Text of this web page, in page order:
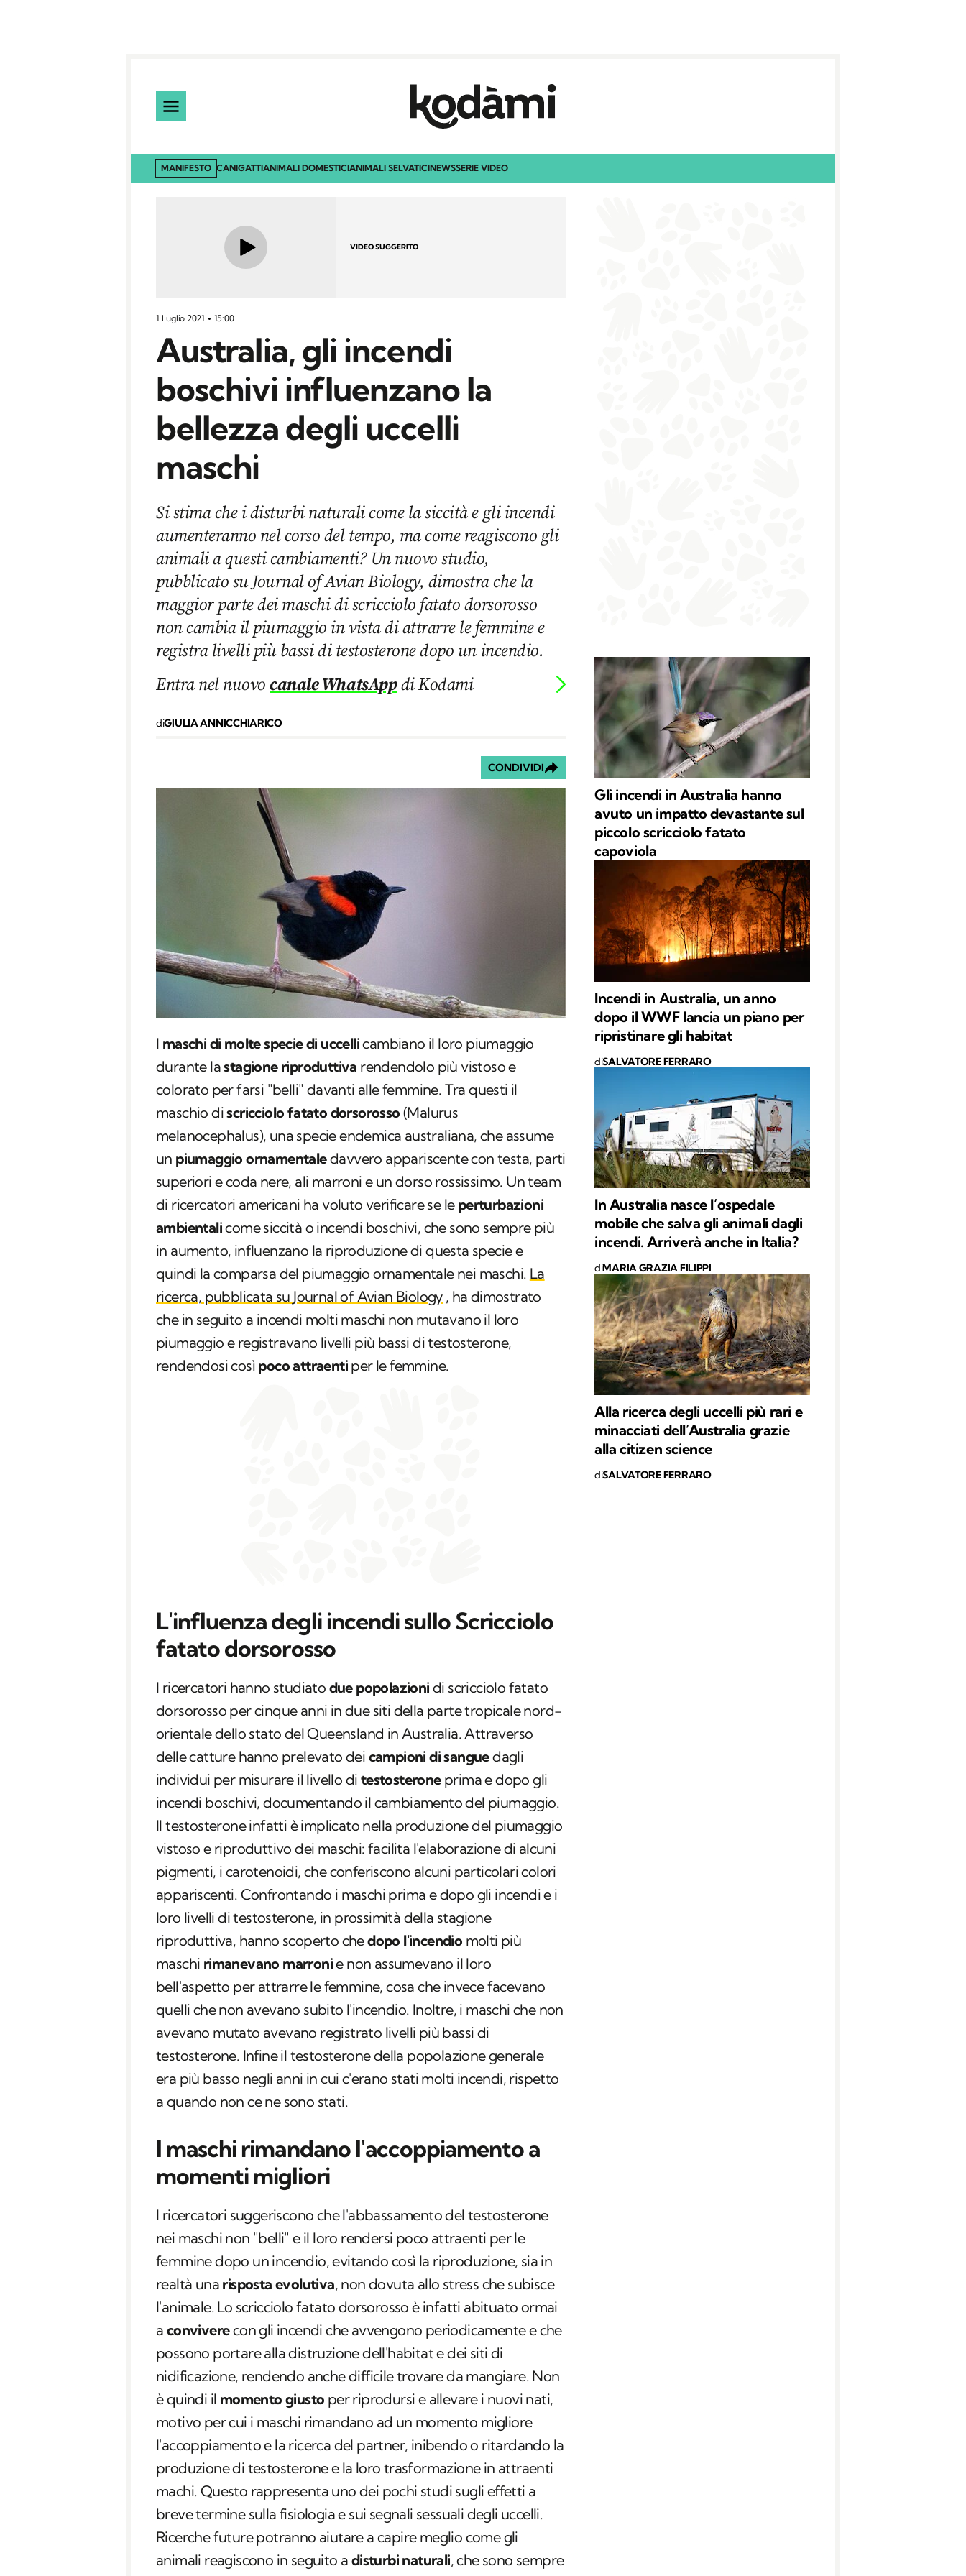
MANIFESTO CANIGATTIANIMALI DOMESTICIANIMALI SELVATICINEWSSERIE VIDEO
VIDEO SUGGERITO
1 Luglio 2021 15:00
Australia, gli incendi
boschivi influenzano la
bellezza degli uccelli
maschi
Si stima che i disturbi naturali come la siccità e gli incendi
aumenteranno nel corso del tempo, ma come reagiscono gli
animali a questi cambiamenti? Un nuovo studio,
pubblicato su Journal of Avian Biology, dimostra che la
maggior parte dei maschi di scricciolo fatato dorsorosso
non cambia il piumaggio in vista di attrarre le femmine e
registra livelli più bassi di testosterone dopo un incendio.
Entra nel nuovocanale WhatsAppdi Kodami
diGIULIA ANNICCHIARICO
CONDIVIDI
I maschi di molte specie di uccellicambiano il loro piumaggio
durante lastagione riproduttiva rendendolo più vistoso e
colorato per farsi "belli" davanti alle femmine. Tra questi il
maschio discricciolo fatato dorsorosso (Malurus
melanocephalus), una specie endemica australiana, che assume
un piumaggio ornamentaledavvero appariscente con testa, parti
superiori e coda nere, ali marroni e un dorso rossissimo. Un team
di ricercatori americani ha voluto verificare se le perturbazioni
ambientalicome siccità o incendi boschivi, che sono sempre più
in aumento, influenzano la riproduzione di questa specie e
quindi la comparsa del piumaggio ornamentale nei maschi. La
ricerca, pubblicata su Journal of Avian Biology , ha dimostrato
che in seguito a incendi molti maschi non mutavano il loro
piumaggio e registravano livelli più bassi di testosterone,
rendendosi così poco attraenti per le femmine.
L'influenza degli incendi sullo Scricciolo
fatato dorsorosso
I ricercatori hanno studiato due popolazioni di scricciolo fatato
dorsorosso per cinque anni in due siti della parte tropicale nord-
orientale dello stato del Queensland in Australia. Attraverso
delle catture hanno prelevato dei campioni di sanguedagli
individui per misurare il livello di testosteroneprima e dopo gli
incendi boschivi, documentando il cambiamento del piumaggio.
Il testosterone infatti è implicato nella produzione del piumaggio
vistoso e riproduttivo dei maschi: facilita l'elaborazione di alcuni
pigmenti, i carotenoidi, che conferiscono alcuni particolari colori
appariscenti. Confrontando i maschi prima e dopo gli incendi e i
loro livelli di testosterone, in prossimità della stagione
riproduttiva, hanno scoperto chedopo l'incendio molti più
maschi rimanevano marronie non assumevano il loro
bell'aspetto per attrarre le femmine, cosa che invece facevano
quelli che non avevano subito l'incendio. Inoltre, i maschi che non
avevano mutato avevano registrato livelli più bassi di
testosterone. Infine il testosterone della popolazione generale
era più basso negli anni in cui c'erano stati molti incendi, rispetto
a quando non ce ne sono stati.
I maschi rimandano l'accoppiamento a
momenti migliori
I ricercatori suggeriscono che l'abbassamento del testosterone
nei maschi non "belli" e il loro rendersi poco attraenti per le
femmine dopo un incendio, evitando così la riproduzione, sia in
realtà una risposta evolutiva, non dovuta allo stress che subisce
l'animale. Lo scricciolo fatato dorsorosso è infatti abituato ormai
a conviverecon gli incendi che avvengono periodicamente e che
possono portare alla distruzione dell'habitat e dei siti di
nidificazione, rendendo anche difficile trovare da mangiare. Non
è quindi il momento giusto per riprodursi e allevare i nuovi nati,
motivo per cui i maschi rimandano ad un momento migliore
l'accoppiamento e la ricerca del partner, inibendo o ritardando la
produzione di testosterone e la loro trasformazione in attraenti
machi. Questo rappresenta uno dei pochi studi sugli effetti a
breve termine sulla fisiologia e sui segnali sessuali degli uccelli.
Ricerche future potranno aiutare a capire meglio come gli
animali reagiscono in seguito a disturbi naturali, che sono sempre
Gli incendi in Australia hanno
avuto un impatto devastante sul
piccolo scricciolo fatato
capoviola
Incendi in Australia, un anno
dopo il WWF lancia un piano per
ripristinare gli habitat
diSALVATORE FERRARO
In Australia nasce l’ospedale
mobile che salva gli animali dagli
incendi. Arriverà anche in Italia?
diMARIA GRAZIA FILIPPI
Alla ricerca degli uccelli più rari e
minacciati dell’Australia grazie
alla citizen science
diSALVATORE FERRARO